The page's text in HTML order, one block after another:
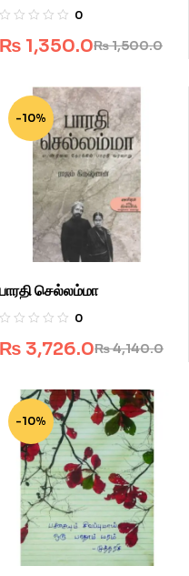
0
₨1,500.0
₨ 1,350.0
-10%
பாரதி செல்லம்மா
0
₨4,140.0
₨ 3,726.0
-10%